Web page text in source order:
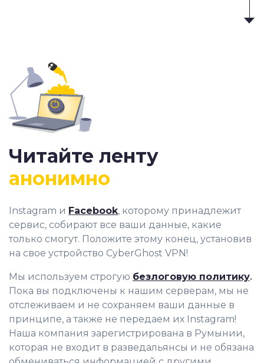
Instagram и Facebook, которому принадлежит
сервис, собирают все ваши данные, какие
только смогут. Положите этому конец, установив
на свое устройство CyberGhost VPN!
Мы используем строгую безлоговую политику.
Пока вы подключены к нашим серверам, мы не
отслеживаем и не сохраняем ваши данные в
принципе, а также не передаем их Instagram!
Наша компания зарегистрирована в Румынии,
которая не входит в разведальянсы и не обязана
Читайте ленту
анонимно